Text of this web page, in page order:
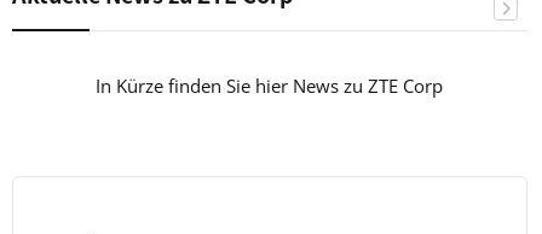
In Kürze finden Sie hier News zu ZTE Corp